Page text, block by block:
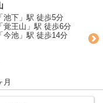
池下」駅 徒歩5分
覚王山」駅 徒歩6分
今池」駅 徒歩14分
月